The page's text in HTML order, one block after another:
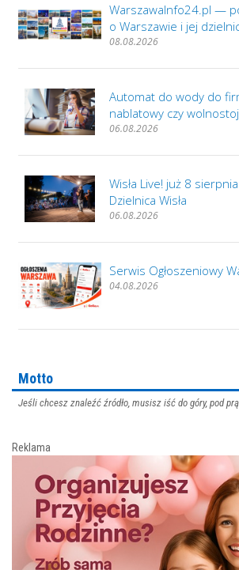
WarszawaInfo24.pl —
o Warszawie i jej
08.08.2026
Automat do wody do
nablatowy czy
06.08.2026
Wisła Live! już 8
Dzielnica Wisła
06.08.2026
Serwis Ogłoszeniowy
04.08.2026
Motto
Jeśli chcesz znaleźć źródło, musisz iść do góry, pod
Reklama